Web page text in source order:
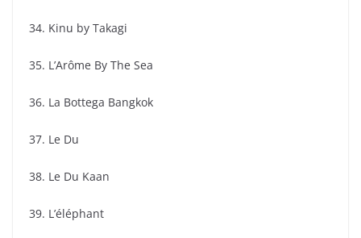
34. Kinu by Takagi
35. L’Arôme By The Sea
36. La Bottega Bangkok
37. Le Du
38. Le Du Kaan
39. L’éléphant